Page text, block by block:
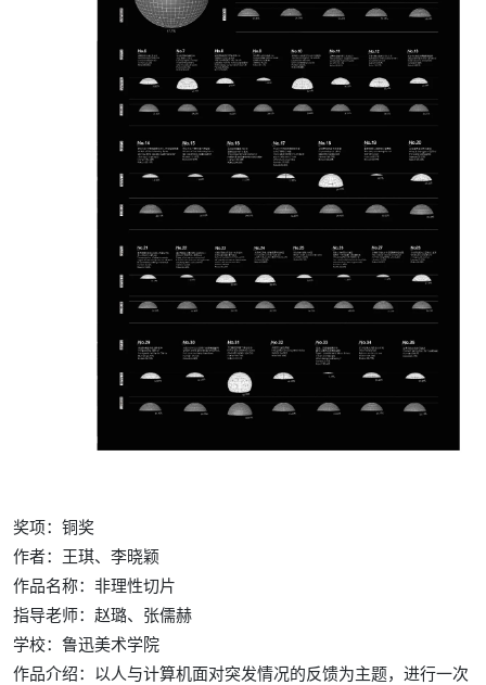
奖项：铜奖
作者：王琪、李晓颖
作品名称：非理性切片
指导老师：赵璐、张儒赫
学校： 鲁迅美术学院
作品介绍： 以人与计算机面对突发情况的反馈为主题，进行一次